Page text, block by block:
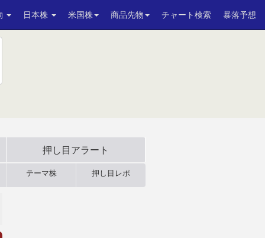
日本株 米国株 商品先物 チャート検索 暴落予想
押し目アラート
テーマ株 押し目レポ